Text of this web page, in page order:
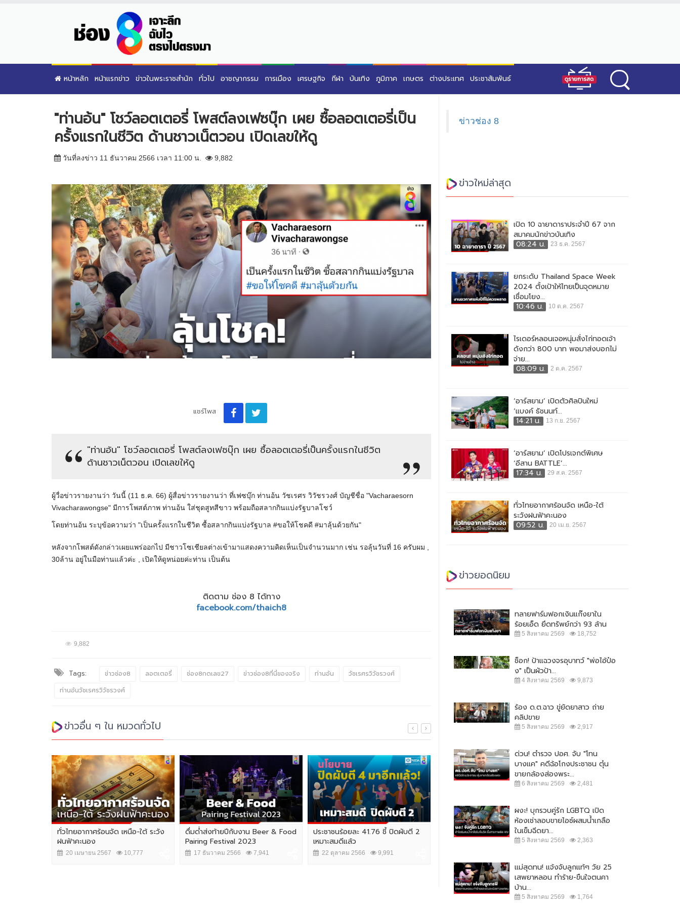
หน้าหลัก หน้าแรกข่าว ข่าวในพระราชสำนัก ทั่วไป อาชญากรรม การเมือง เศรษฐกิจ กีฬา บันเทิง ภูมิภาค เกษตร ต่างประเทศ ประชาสัมพันธ์
"ท่านอ้น" โชว์ลอตเตอรี่ โพสต์ลงเฟซบุ๊ก เผย ซื้อลอตเตอรี่เป็น
ครั้งแรกในชีวิต ด้านชาวเน็ตวอน เปิดเลขให้ดู
วันที่ลงข่าว 11 ธันวาคม 2566 เวลา 11:00 น. 9,882
แชร์โพส
"ท่านอ้น" โชว์ลอตเตอรี่ โพสต์ลงเฟซบุ๊ก เผย ซื้อลอตเตอรี่เป็นครั้งแรกในชีวิต
ด้านชาวเน็ตวอน เปิดเลขให้ดู
ผู้วื่อข่าวรายงานว่า วันนี้ (11 ธ.ค. 66) ผู้สื่อข่าวรายงานว่า ที่เฟซบุ๊ก ท่านอ้น วัชเรศร วิวัชรวงศ์ บัญชีชื่อ "Vacharaesorn
Vivacharawongse" มีการโพสต์ภาพ ท่านอ้น ใส่ชุดสูทสีขาว พร้อมถือสลากกินแบ่งรัฐบาลโชว์
โดยท่านอ้น ระบุข้อความว่า "เป็นครั้งแรกในชีวิต ซื้อสลากกินแบ่งรัฐบาล #ขอให้โชคดี #มาลุ้นด้วยกัน"
หลังจากโพสต์ดังกล่าวเผยแพร่ออกไป มีชาวโซเชียลต่างเข้ามาแสดงความคิดเห็นเป็นจำนวนมาก เช่น รอลุ้นวันที่ 16 ครับผม ,
30ล้าน อยู่ในมือท่านแล้วค่ะ , เปิดให้ดูหน่อยค่ะท่าน เป็นต้น
ติดตาม ช่อง 8 ได้ทาง
facebook.com/thaich8
9,882
Tags: ข่าวช่อง8 ลอตเตอรี่ ช่อง8กดเลข27 ข่าวช่อง8ที่นี่ของจริง ท่านอ้น
วัชเรศรวิวัชรวงศ์
ท่านอ้นวัชเรศรวิวัชรวงศ์
ข่าวอื่น ๆ ใน หมวดทั่วไป
ทั่วไทยอากาศร้อนจัด เหนือ-ใต้ ระวัง
ฝนฟ้าคะนอง
20 เมษายน 2567 10,777
ดื่มด่ำส่งท้ายปีกับงาน Beer & Food
Pairing Festival 2023
17 ธันวาคม 2566 7,941
ประชาชนร้อยละ 41.76 ชี้ ปิดผับตี 2
เหมาะสมดีแล้ว
22 ตุลาคม 2566 9,991
"น้องหาด-ปิ่น" คนหูหนวก คว้าชนะ
10 กรกฎาคม 2566 19,345
ข่าวช่อง 8
ข่าวใหม่ล่าสุด
เปิด 10 ฉายาดาราประจำปี 67 จาก
สมาคมนักข่าวบันเทิง
08:24 น.
23 ธ.ค. 2567
ยกระดับ Thailand Space Week
2024 ตั้งเป้าให้ไทยเป็นจุดหมาย
เชื่อมโยง...
10:46 น.
10 ต.ค. 2567
ไรเดอร์หลอนเจอหนุ่มสั่งไก่ทอดเจ้า
ดังกว่า 800 บาท พอมาส่งบอกไม่
จ่าย...
08:09 น.
2 ต.ค. 2567
‘อาร์สยาม’ เปิดตัวศิลปินใหม่
‘แบงค์ ธัชนนท์...
14:21 น.
13 ก.ย. 2567
‘อาร์สยาม’ เปิดโปรเจกต์พิเศษ
‘อีสาน BATTLE’...
17:34 น.
29 ส.ค. 2567
ทั่วไทยอากาศร้อนจัด เหนือ-ใต้
ระวังฝนฟ้าคะนอง
09:52 น.
20 เม.ย. 2567
ข่าวยอดนิยม
ทลายฟาร์มฟอกเงินแก๊งยาใน
ร้อยเอ็ด ยึดทรัพย์กว่า 93 ล้าน
5 สิงหาคม 2569 18,752
ช็อก! ป้าแฉวงจรอุบาทว์ "พ่อไอ้ป๋อ
ง" เป็นผัวป้า...
4 สิงหาคม 2569 9,873
ร้อง ด.ต.ฉาว ขู่ยัดยาสาว ถ่าย
คลิปขาย
5 สิงหาคม 2569 2,917
ด่วน! ตำรวจ ปอศ. จับ "โทน
บางแค" คดีฉ้อโกงประชาชน ตุ๋น
ขายกล้องส่องพระ...
6 สิงหาคม 2569 2,481
ผงะ! บุกรวบคู่รัก LGBTQ เปิด
ห้องเช่าลอบขายไอซ์ผสมน้ำเกลือ
ในเข็มฉีดยา...
5 สิงหาคม 2569 2,363
แม่สุดทน! แจ้งจับลูกแท้ๆ วัย 25
เสพยาหลอน ทำร้าย-ขืนใจตนคา
บ้าน...
5 สิงหาคม 2569 1,764